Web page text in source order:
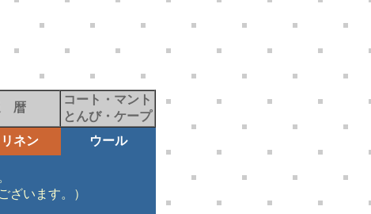
暦
コート・マント
とんび・ケープ
ネン ウール
ざいます。）